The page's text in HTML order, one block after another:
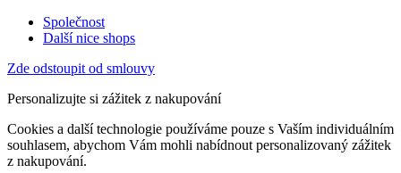
Společnost
Další nice shops
Zde odstoupit od smlouvy
Personalizujte si zážitek z nakupování
Cookies a další technologie používáme pouze s Vaším individuálním
souhlasem, abychom Vám mohli nabídnout personalizovaný zážitek
z nakupování.